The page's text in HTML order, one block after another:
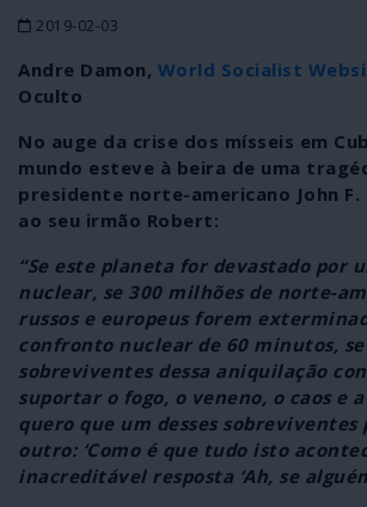
2019-02-03
Andre Damon, World Socialist
Oculto
No auge da crise dos mísseis em
mundo esteve à beira de uma
presidente norte-americano John F.
ao seu irmão Robert:
“Se este planeta for devastado por
nuclear, se 300 milhões de norte-
russos e europeus forem
confronto nuclear de 60 minutos, se
sobreviventes dessa aniquilação
suportar o fogo, o veneno, o caos e
quero que um desses sobreviventes
outro: ‘Como é que tudo isto
inacreditável resposta ‘Ah, se